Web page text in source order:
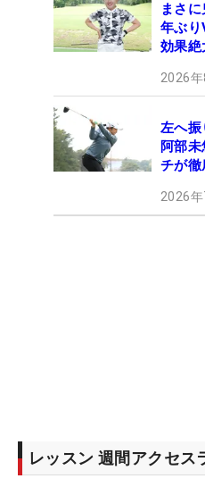
まさ
年ぶり
効果絶
2026
左へ振
阿部
チが
2026
レッスン 週間アクセス